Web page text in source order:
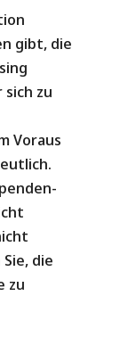
gibt, die
zu
Voraus
die
zu